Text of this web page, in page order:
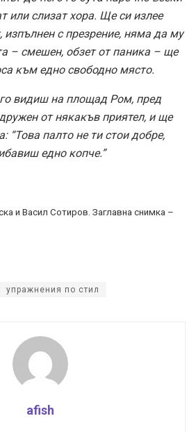
или слизат хора. Ще си излее
изпълнен с презрение, няма да му
– смешен, обзет от паника – ще
към едно свободно място.
видиш на площад Ром, пред
от някакъв приятел, и ще
“Това палто не ти стои добре,
едно копче.”
и Васил Сотиров. Заглавна снимка –
упражнения по стил
afish